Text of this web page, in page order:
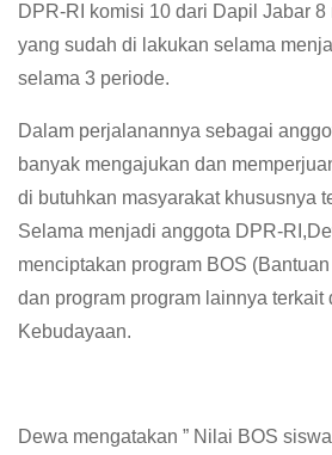
DPR-RI komisi 10 dari Dapil Jabar
yang sudah di lakukan selama
selama 3 periode.
Dalam perjalanannya sebagai
banyak mengajukan dan
di butuhkan masyarakat khususnya
Selama menjadi anggota DPR-
menciptakan program BOS
dan program program lainnya
Kebudayaan.
Dewa mengatakan ” Nilai BOS